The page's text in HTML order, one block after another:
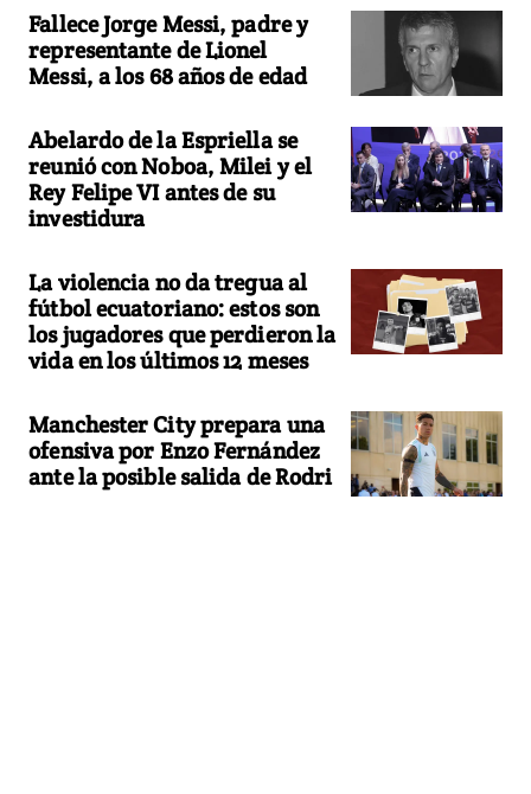
Fallece Jorge Messi, padre y
representante de Lionel
Messi, a los 68 años de edad
Abelardo de la Espriella se
reunió con Noboa, Milei y el
Rey Felipe VI antes de su
investidura
La violencia no da tregua al
fútbol ecuatoriano: estos son
los jugadores que perdieron la
vida en los últimos 12 meses
Manchester City prepara una
ofensiva por Enzo Fernández
ante la posible salida de Rodri